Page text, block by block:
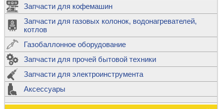
Запчасти для кофемашин
Запчасти для газовых колонок, водонагревателей,
котлов
Газобаллонное оборудование
Запчасти для прочей бытовой техники
Запчасти для электроинструмента
Аксессуары